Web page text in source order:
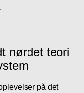
nørdet teori
på det